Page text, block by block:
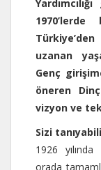
uzanan
Genç
öneren
vizyon ve
Sizi
1926
orada